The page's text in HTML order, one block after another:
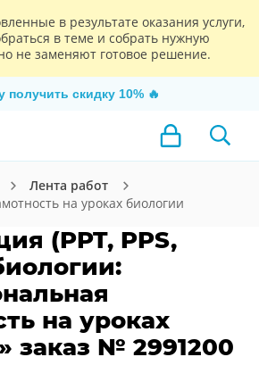
в результате оказания услуги,
в теме и собрать нужную
не заменяют готовое решение.
получить скидку 10% 🔥
Лента работ
на уроках биологии
(PPT, PPS,
на уроках
заказ № 2991200